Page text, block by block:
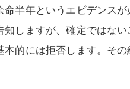
命半年というエビデンス
知しますが、確定ではな
本的には拒否します。そ